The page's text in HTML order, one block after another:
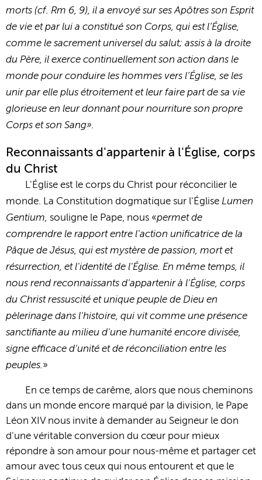
morts (cf. Rm 6, 9), il a envoyé sur ses Apôtres son Esprit
de vie et par lui a constitué son Corps, qui est l’Église,
comme le sacrement universel du salut; assis à la droite
du Père, il exerce continuellement son action dans le
monde pour conduire les hommes vers l’Église, se les
unir par elle plus étroitement et leur faire part de sa vie
glorieuse en leur donnant pour nourriture son propre
Corps et son Sang».
Reconnaissants d'appartenir à l'Église, corps
du Christ
L'Église est le corps du Christ pour réconcilier le
monde. La Constitution dogmatique sur l'Église Lumen
Gentium, souligne le Pape, nous «permet de
comprendre le rapport entre l'action unificatrice de la
Pâque de Jésus, qui est mystère de passion, mort et
résurrection, et l'identité de l'Église. En même temps, il
nous rend reconnaissants d'appartenir à l'Église, corps
du Christ ressuscité et unique peuple de Dieu en
pèlerinage dans l'histoire, qui vit comme une présence
sanctifiante au milieu d'une humanité encore divisée,
signe efficace d'unité et de réconciliation entre les
peuples. »
En ce temps de carême, alors que nous cheminons
dans un monde encore marqué par la division, le Pape
Léon XIV nous invite à demander au Seigneur le don
d'une véritable conversion du cœur pour mieux
répondre à son amour pour nous-même et partager cet
amour avec tous ceux qui nous entourent et que le